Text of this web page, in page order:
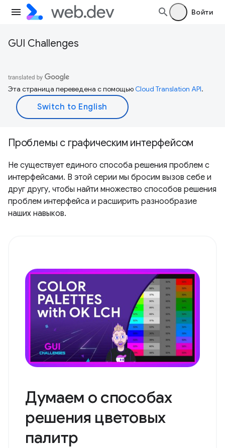
Войти
GUI Challenges
Эта страница переведена с помощьюCloud Translation API.
Проблемы с графическим интерфейсом
Не существует единого способа решения проблем с
интерфейсами. В этой серии мы бросим вызов себе и
друг другу, чтобы найти множество способов решения
проблем интерфейса и расширить разнообразие
наших навыков.
Думаем о способах
решения цветовых
палитр